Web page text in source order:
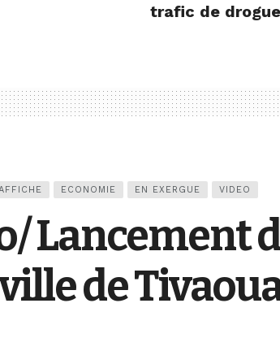
trafic de drogue
ECONOMIE EN EXERGUE VIDEO
Lancement
de